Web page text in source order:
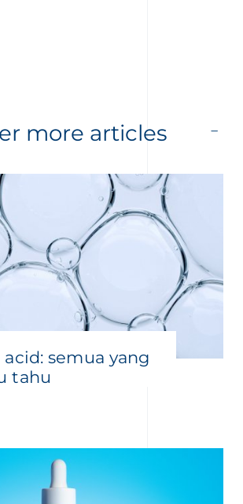
more articles
semua yang
tahu